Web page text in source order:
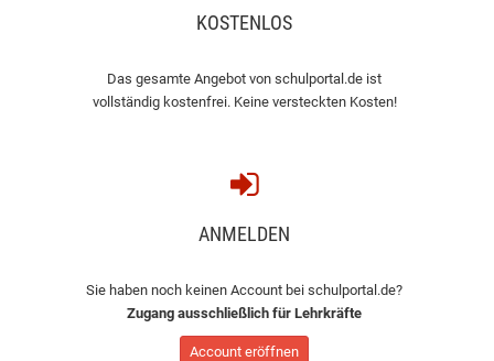
KOSTENLOS
Das gesamte Angebot von schulportal.de ist
vollständig kostenfrei. Keine versteckten Kosten!
ANMELDEN
Sie haben noch keinen Account bei schulportal.de?
Zugang ausschließlich für Lehrkräfte
Account eröffnen